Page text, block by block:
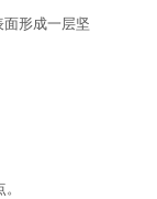
形成一层坚